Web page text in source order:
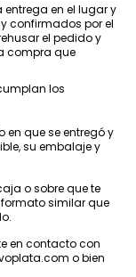
entrega en el lugar y
confirmados por el
el pedido y
compra que
los
en que se entregó y
su embalaje y
o sobre que te
similar que
en contacto con
o bien